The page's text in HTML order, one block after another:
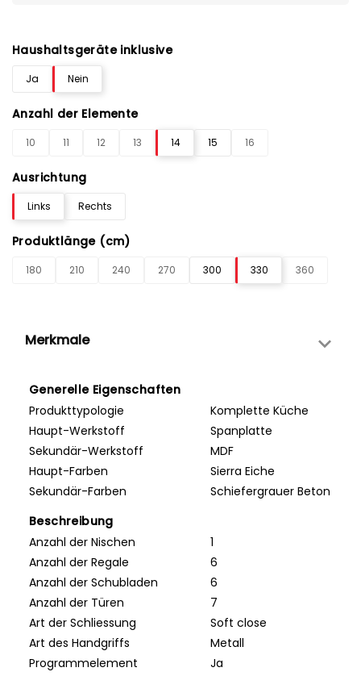
Haushaltsgeräte inklusive
Ja Nein
Anzahl der Elemente
10 11 12 13 14 15 16
Ausrichtung
Links Rechts
Produktlänge (cm)
180 210 240 270 300 330 360
Merkmale
Generelle Eigenschaften
Produkttypologie
Komplette Küche
Haupt-Werkstoff
Spanplatte
Sekundär-Werkstoff
MDF
Haupt-Farben
Sierra Eiche
Sekundär-Farben
Schiefergrauer Beton
Beschreibung
Anzahl der Nischen
1
Anzahl der Regale
6
Anzahl der Schubladen
6
Anzahl der Türen
7
Art der Schliessung
Soft close
Art des Handgriffs
Metall
Programmelement
Ja